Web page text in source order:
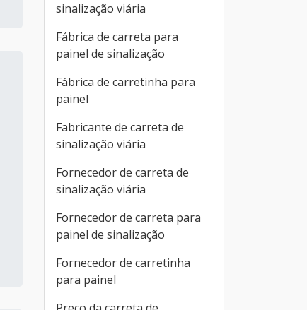
sinalização viária
Fábrica de carreta para
painel de sinalização
Fábrica de carretinha para
painel
Fabricante de carreta de
sinalização viária
Fornecedor de carreta de
sinalização viária
Fornecedor de carreta para
painel de sinalização
Fornecedor de carretinha
para painel